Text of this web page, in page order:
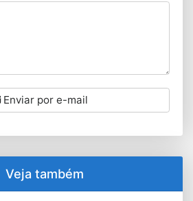
Enviar por e-mail
Veja também